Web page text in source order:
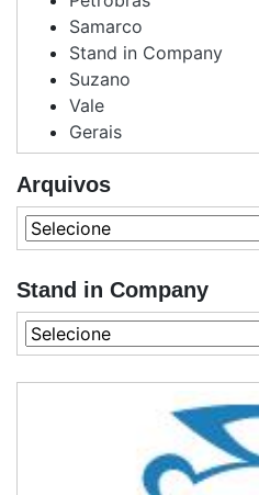
Samarco
Stand in Company
Suzano
Vale
Gerais
Arquivos
Stand in Company